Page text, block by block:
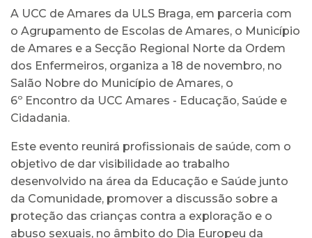
A UCC de Amares da ULS Braga, em parceria com
o Agrupamento de Escolas de Amares, o Município
de Amares e a Secção Regional Norte da Ordem
dos Enfermeiros, organiza a 18 de novembro, no
Salão Nobre do Município de Amares, o
6º Encontro da UCC Amares - Educação, Saúde e
Cidadania.
Este evento reunirá profissionais de saúde, com o
objetivo de dar visibilidade ao trabalho
desenvolvido na área da Educação e Saúde junto
da Comunidade, promover a discussão sobre a
proteção das crianças contra a exploração e o
abuso sexuais, no âmbito do Dia Europeu da